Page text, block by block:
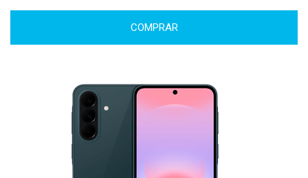
COMPRAR